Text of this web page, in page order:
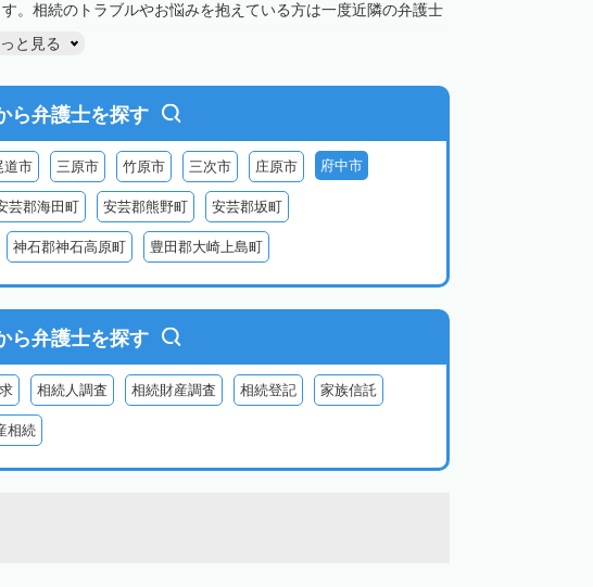
。相続のトラブルやお悩みを抱えている方は一度近隣の弁護士
と見る
ら弁護士を探す
道市 三原市 竹原市 三次市 庄原市 府中市
芸郡海田町 安芸郡熊野町 安芸郡坂町
神石郡神石高原町 豊田郡大崎上島町
ら弁護士を探す
相続人調査 相続財産調査 相続登記 家族信託
相続